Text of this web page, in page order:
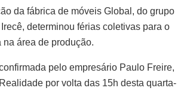
da fábrica de móveis Global, do grupo
determinou férias coletivas para o
na área de produção.
pelo empresário Paulo Freire,
por volta das 15h desta quarta-